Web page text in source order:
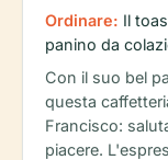
Ordinare: Il
panino da
Con il suo bel
questa
Francisco:
piacere.